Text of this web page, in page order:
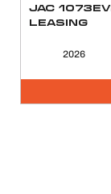
JAC
LEASING
2026